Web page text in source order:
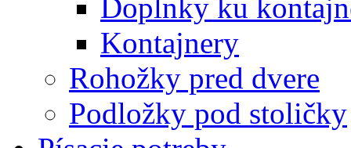
Doplnky ku
Kontajnery
Rohožky pred dvere
Podložky pod stoličky